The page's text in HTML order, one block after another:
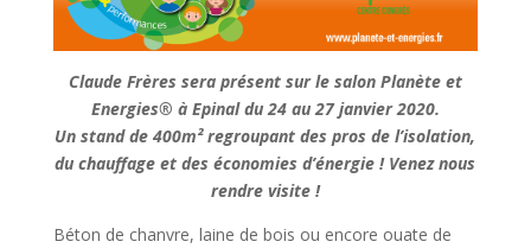
Claude Frères sera présent sur le salon Planète et
Energies® à Epinal du 24 au 27 janvier 2020.
Un stand de 400m² regroupant des pros de l’isolation,
du chauffage et des économies d’énergie ! Venez nous
rendre visite !
Béton de chanvre, laine de bois ou encore ouate de